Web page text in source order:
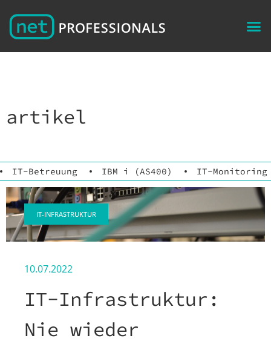
artikel
IT-Betreuung IBM i (AS400) IT-Monitoring
IT-INFRASTRUKTUR
10.07.2022
IT-Infrastruktur:
Nie wieder